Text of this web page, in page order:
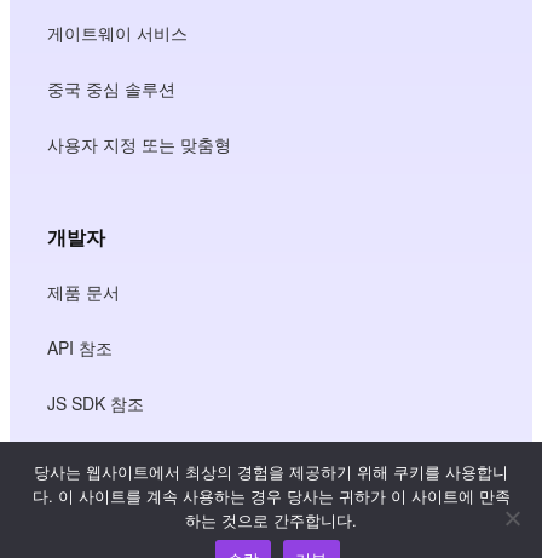
게이트웨이 서비스
중국 중심 솔루션
사용자 지정 또는 맞춤형
개발자
제품 문서
API 참조
JS SDK 참조
리소스
당사는 웹사이트에서 최상의 경험을 제공하기 위해 쿠키를 사용합니
다. 이 사이트를 계속 사용하는 경우 당사는 귀하가 이 사이트에 만족
하는 것으로 간주합니다.